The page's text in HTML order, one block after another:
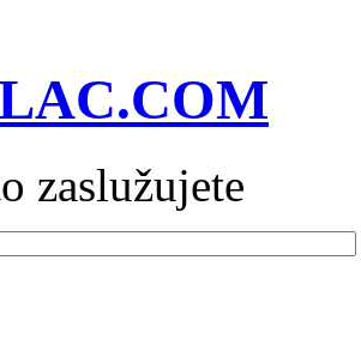
zaslužujete